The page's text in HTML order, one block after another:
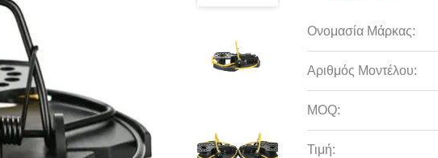
Ονομασία Μάρκας:
Αριθμός Μοντέλου:
MOQ:
Τιμή: